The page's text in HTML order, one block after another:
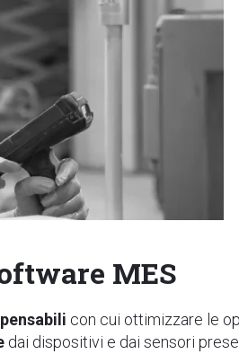
MES
con cui ottimizzare le
dai dispositivi e dai sensori